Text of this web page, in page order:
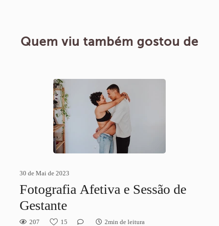
Quem viu também gostou de
30 de Mai de 2023
Fotografia Afetiva e Sessão de
Gestante
207 15 2min de leitura